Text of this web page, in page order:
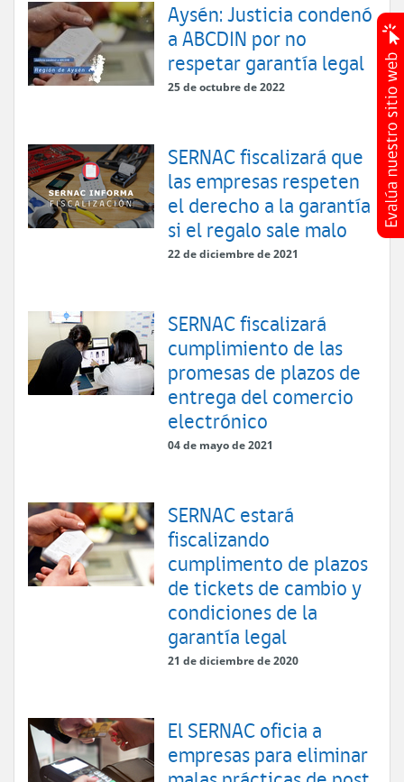
Aysén: Justicia condenó
a ABCDIN por no
respetar garantía legal
25 de octubre de 2022
SERNAC fiscalizará que
las empresas respeten
el derecho a la garantía
si el regalo sale malo
22 de diciembre de 2021
SERNAC fiscalizará
cumplimiento de las
promesas de plazos de
entrega del comercio
electrónico
04 de mayo de 2021
SERNAC estará
fiscalizando
cumplimento de plazos
de tickets de cambio y
condiciones de la
garantía legal
21 de diciembre de 2020
El SERNAC oficia a
empresas para eliminar